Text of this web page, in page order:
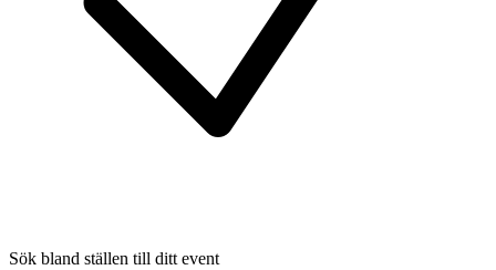
Sök bland ställen till ditt event